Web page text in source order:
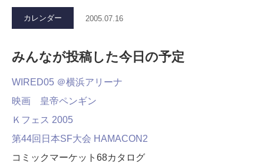
カレンダー 2005.07.16
みんなが投稿した今日の予定
WIRED05 ＠横浜アリーナ
映画 皇帝ペンギン
Ｋフェス 2005
第44回日本SF大会 HAMACON2
コミックマーケット68カタログ